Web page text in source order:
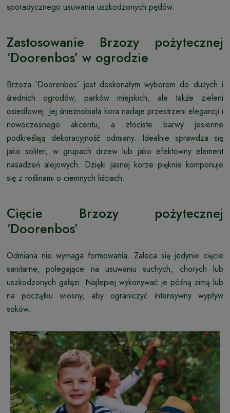
sporadycznego usuwania uszkodzonych pędów.
Zastosowanie Brzozy pożytecznej
‘Doorenbos’ w ogrodzie
Brzoza ‘Doorenbos’ jest doskonałym wyborem do dużych i
średnich ogrodów, parków miejskich, ale także zieleni
osiedlowej. Jej śnieżnobiała kora nadaje przestrzeni elegancji i
nowoczesnego akcentu, a złociste barwy jesienne
podkreślają dekoracyjność odmiany. Idealnie sprawdza się
jako soliter, w grupach drzew lub jako efektowny element
nasadzeń alejowych. Dzięki jasnej korze pięknie komponuje
się z roślinami o ciemnych liściach.
Cięcie Brzozy pożytecznej
‘Doorenbos’
Odmiana nie wymaga formowania. Zaleca się jedynie cięcie
sanitarne, polegające na usuwaniu suchych, chorych lub
uszkodzonych gałęzi. Najlepiej wykonywać je późną zimą lub
na początku wiosny, aby ograniczyć intensywny wypływ
soków.